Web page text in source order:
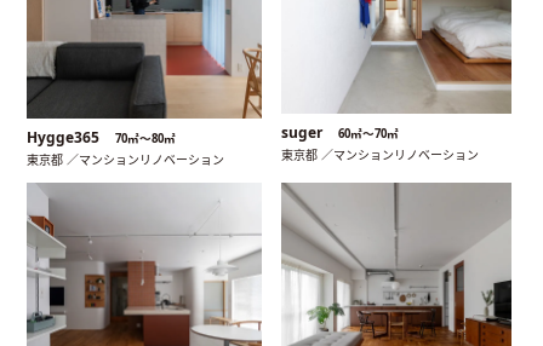
Hygge365 70㎡〜80㎡
東京都 ／マンションリノベーション
suger 60㎡〜70㎡
東京都 ／マンションリノベーション